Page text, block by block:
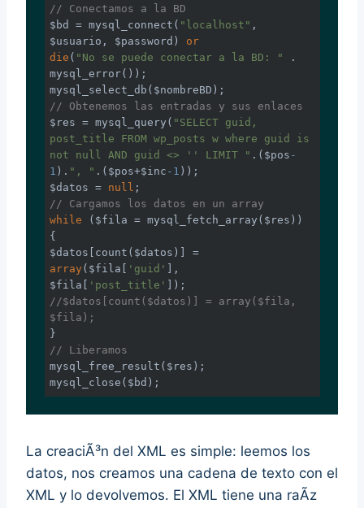
// Conectamos a la BD
$bd = mysql_connect( "localhost" ,
$usuario, $password) or
die ( "No se puede conectar a la BD: "
.
mysql_error());
// Obtenemos las entradas y sus enlaces
$res = mysql_query( "SELECT guid,
post_title FROM wp_posts w where guid is
not null AND guid <> '' LIMIT " .($pos -
1 ). ", " .($pos+$inc -1 ));
$datos = null
// Cargamos los datos en un array
while ($fila = mysql_fetch_array($res))
{
$datos[count($datos)] =
array ($fila[ 'guid'
],
$fila[
'post_title'
//$datos[count($datos)] = array($fila,
$fila);
// Liberamos
mysql_free_result($res);
mysql_close($bd);
La creaciÃ³n del XML es simple: leemos los
datos, nos creamos una cadena de texto con el
XML y lo devolvemos. El XML tiene una raÃ­z